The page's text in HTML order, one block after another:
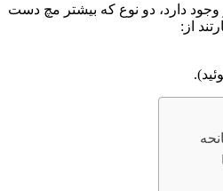
وجود دارد، دو نوع که بیشتر مچ دست
از: